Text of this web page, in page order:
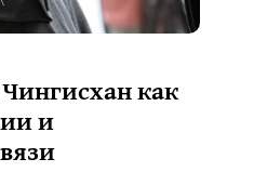
как
и